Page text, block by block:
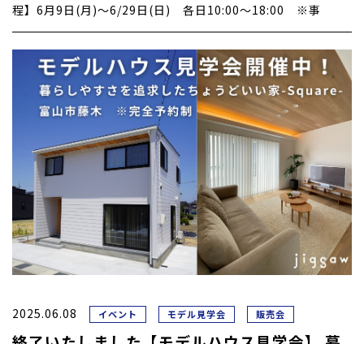
程】6月9日(月)～6/29日(日) 各日10:00～18:00 ※事
2025.06.08 イベント モデル見学会 販売会